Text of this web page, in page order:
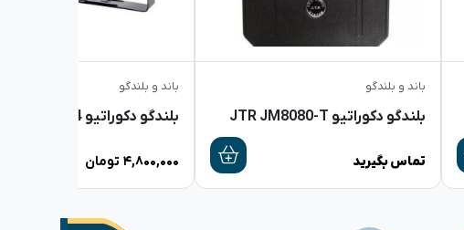
باند و بلندگو
بلندگو دکوراتیو JTR JM8080-T
تماس بگیرید
باند و بلندگو
۴,۸۰۰,۰۰۰ تومان